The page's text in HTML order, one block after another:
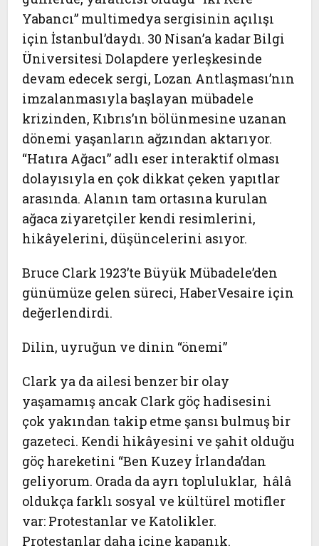
Yabancı” multimedya sergisinin açılışı
için İstanbul’daydı. 30 Nisan’a kadar Bilgi
Üniversitesi Dolapdere yerleşkesinde
devam edecek sergi, Lozan Antlaşması’nın
imzalanmasıyla başlayan mübadele
krizinden, Kıbrıs’ın bölünmesine uzanan
dönemi yaşanların ağzından aktarıyor.
“Hatıra Ağacı” adlı eser interaktif olması
dolayısıyla en çok dikkat çeken yapıtlar
arasında. Alanın tam ortasına kurulan
ağaca ziyaretçiler kendi resimlerini,
hikâyelerini, düşüncelerini asıyor.
Bruce Clark 1923’te Büyük Mübadele’den
günümüze gelen süreci, HaberVesaire için
değerlendirdi.
Dilin, uyruğun ve dinin “önemi”
Clark ya da ailesi benzer bir olay
yaşamamış ancak Clark göç hadisesini
çok yakından takip etme şansı bulmuş bir
gazeteci. Kendi hikâyesini ve şahit olduğu
göç hareketini “Ben Kuzey İrlanda’dan
geliyorum. Orada da ayrı topluluklar, hâlâ
oldukça farklı sosyal ve kültürel motifler
var: Protestanlar ve Katolikler.
Protestanlar daha içine kapanık.